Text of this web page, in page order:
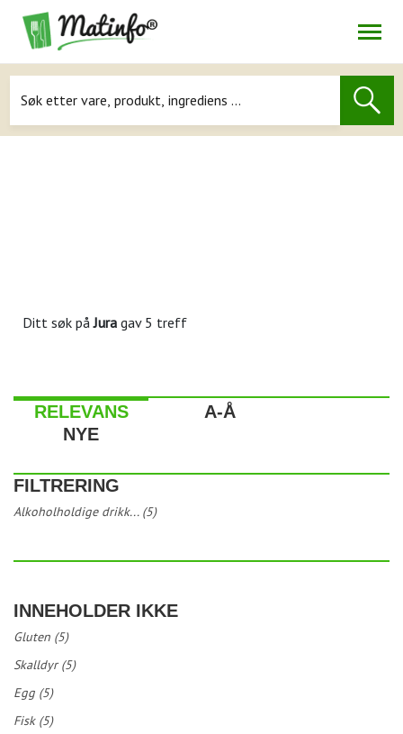
Navigasjon
Ditt søk påJura gav 5 treff
RELEVANS
A-Å
NYE
FILTRERING
Alkoholholdige drikk... (5)
INNEHOLDER IKKE
Gluten (5)
Skalldyr (5)
Egg (5)
Fisk (5)